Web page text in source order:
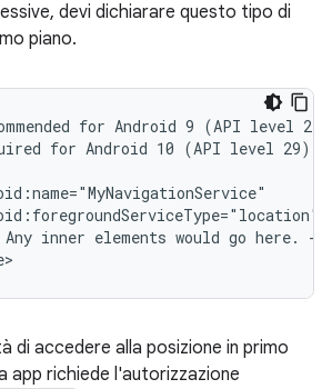
devi dichiarare questo tipo di
piano.
for Android 9 (API level 28)
for Android 10 (API level 29)
Any inner elements would go here.
--
di accedere alla posizione in primo
app richiede l'autorizzazione